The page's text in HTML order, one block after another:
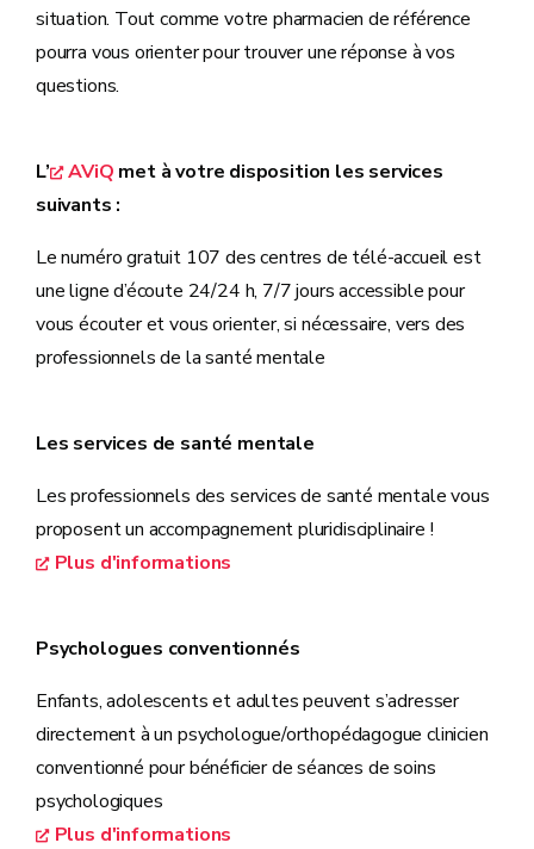
situation. Tout comme votre pharmacien de référence
pourra vous orienter pour trouver une réponse à vos
questions.
L’ AViQ met à votre disposition les services
suivants :
Le numéro gratuit 107 des centres de télé-accueil est
une ligne d’écoute 24/24 h, 7/7 jours accessible pour
vous écouter et vous orienter, si nécessaire, vers des
professionnels de la santé mentale
Les services de santé mentale
Les professionnels des services de santé mentale vous
proposent un accompagnement pluridisciplinaire !
Plus d'informations
Psychologues conventionnés
Enfants, adolescents et adultes peuvent s’adresser
directement à un psychologue/orthopédagogue clinicien
conventionné pour bénéficier de séances de soins
psychologiques
Plus d'informations